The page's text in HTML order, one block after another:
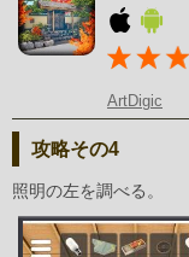
ArtDigic
攻略その4
照明の左を調べる。